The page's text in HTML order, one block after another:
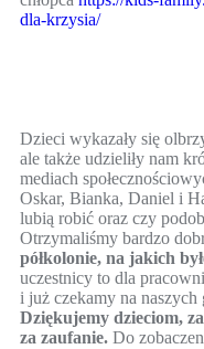
dla-krzysia/
Dzieci wykazały się
ale także udzieliły nam
mediach
Oskar, Bianka, Daniel i
lubią robić oraz czy
Otrzymaliśmy bardzo
półkolonie, na jakich
uczestnicy to dla
i już czekamy na naszych
Dziękujemy dzieciom,
za zaufanie. Do